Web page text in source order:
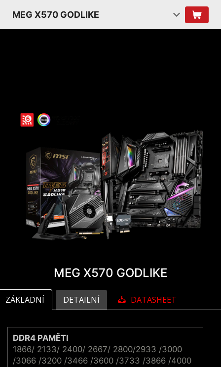
MEG X570 GODLIKE
MEG X570 GODLIKE
ZÁKLADNÍ DETAILNÍ DATASHEET
DDR4 PAMĚTI
1866/ 2133/ 2400/ 2667/ 2800/2933 /3000
/3066 /3200 /3466 /3600 /3733 /3866 /4000